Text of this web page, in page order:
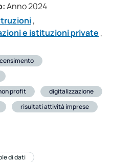
Anno 2024
,
e istituzioni private ,
censimento
profit
digitalizzazione
risultati attività imprese
di dati